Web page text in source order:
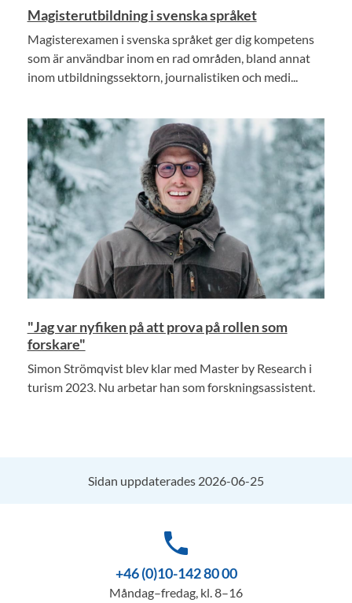
Magisterutbildning i svenska språket
Magisterexamen i svenska språket ger dig kompetens
som är användbar inom en rad områden, bland annat
inom utbildningssektorn, journalistiken och medi...
"Jag var nyfiken på att prova på rollen som
forskare"
Simon Strömqvist blev klar med Master by Research i
turism 2023. Nu arbetar han som forskningsassistent.
Sidan uppdaterades 2026-06-25
phone
+46 (0)10-142 80 00
Måndag–fredag, kl. 8–16